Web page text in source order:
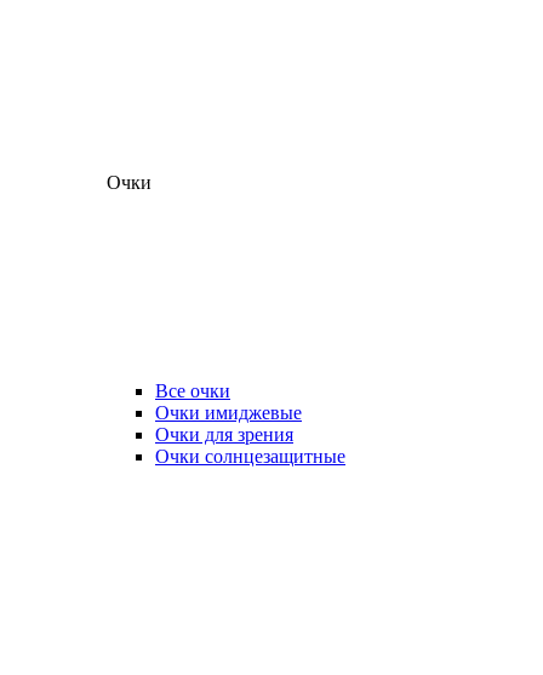
Очки
Все очки
Очки имиджевые
Очки для зрения
Очки солнцезащитные